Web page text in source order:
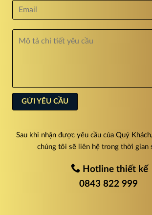
Sau khi nhận được yêu cầu của Quý
chúng tôi sẽ liên hệ trong thời gian
Hotline thiết kế
0843 822 999